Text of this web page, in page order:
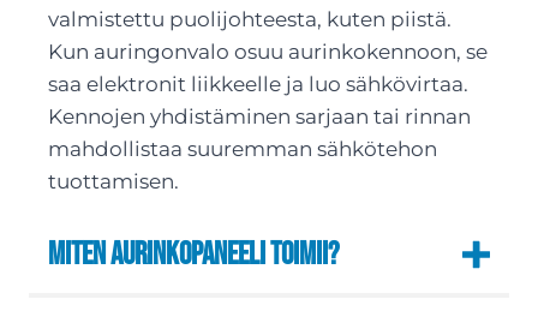
valmistettu puolijohteesta, kuten piistä.
Kun auringonvalo osuu aurinkokennoon, se
saa elektronit liikkeelle ja luo sähkövirtaa.
Kennojen yhdistäminen sarjaan tai rinnan
mahdollistaa suuremman sähkötehon
tuottamisen.
Miten aurinkopaneeli toimii?